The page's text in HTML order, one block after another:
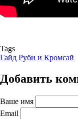
Tags
Гайд Руби и Кромсай
Добавить
Ваше имя
Email